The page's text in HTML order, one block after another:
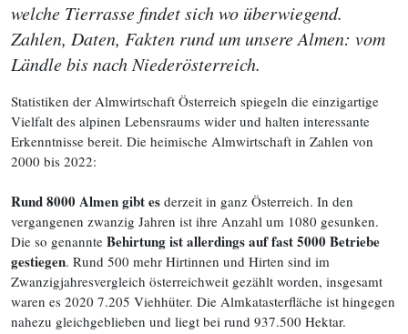
welche Tierrasse findet sich wo überwiegend.
Zahlen, Daten, Fakten rund um unsere Almen: vom
Ländle bis nach Niederösterreich.
Statistiken der Almwirtschaft Österreich spiegeln die einzigartige
Vielfalt des alpinen Lebensraums wider und halten interessante
Erkenntnisse bereit. Die heimische Almwirtschaft in Zahlen von
2000 bis 2022:
Rund 8000 Almen gibt es derzeit in ganz Österreich. In den
vergangenen zwanzig Jahren ist ihre Anzahl um 1080 gesunken.
Die so genannte Behirtung ist allerdings auf fast 5000 Betriebe
gestiegen. Rund 500 mehr Hirtinnen und Hirten sind im
Zwanzigjahresvergleich österreichweit gezählt worden, insgesamt
waren es 2020 7.205 Viehhüter. Die Almkatasterfläche ist hingegen
nahezu gleichgeblieben und liegt bei rund 937.500 Hektar.